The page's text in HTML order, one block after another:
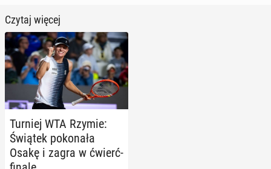
Czytaj więcej
Turniej WTA Rzymie:
Świątek po­ko­na­ła
Osakę i zagra w ćwierć­